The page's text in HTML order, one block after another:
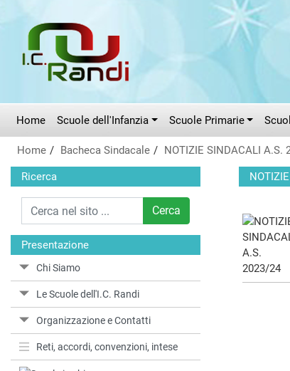
Home Scuole dell'Infanzia Scuole Primarie
Home Bacheca Sindacale NOTIZIE SINDACALI A.S.
Ricerca
Cerca
Presentazione
Chi Siamo
Le Scuole dell'I.C. Randi
Organizzazione e Contatti
Reti, accordi, convenzioni, intese